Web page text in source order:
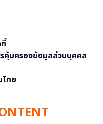
คุ้มครองข้อมูลส่วนบุคคล
ไทย